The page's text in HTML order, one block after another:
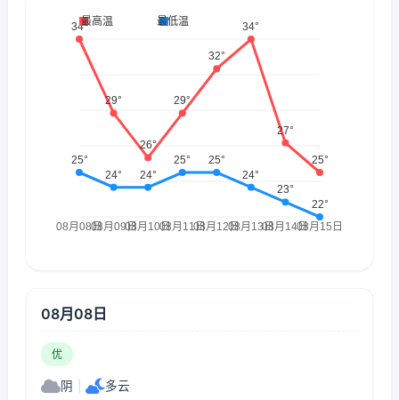
08月08日
优
阴 多云